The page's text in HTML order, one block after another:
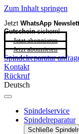
Zum Inhalt springen
Jetzt WhatsApp
Gutscheinsichern!
Jetzt abonnieren
Jetzt abonnieren
Spindelreparatur
Kontakt
Rückruf
Deutsch
Spindelservice
Spindelreparatur
Schließe